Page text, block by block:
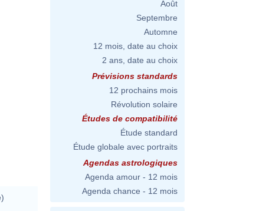
Août
Septembre
Automne
12 mois, date au choix
2 ans, date au choix
Prévisions standards
12 prochains mois
Révolution solaire
Études de compatibilité
Étude standard
Étude globale avec portraits
Agendas astrologiques
Agenda amour - 12 mois
Agenda chance - 12 mois